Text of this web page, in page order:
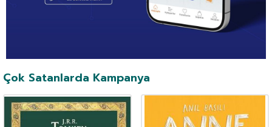
Çok Satanlarda Kampanya